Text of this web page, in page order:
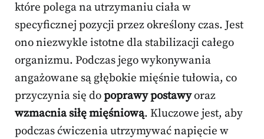
które polega na utrzymaniu ciała w
specyficznej pozycji przez określony czas. Jest
ono niezwykle istotne dla stabilizacji całego
organizmu. Podczas jego wykonywania
angażowane są głębokie mięśnie tułowia, co
przyczynia się dopoprawy postawyoraz
wzmacnia siłę mięśniową. Kluczowe jest, aby
podczas ćwiczenia utrzymywać napięcie w